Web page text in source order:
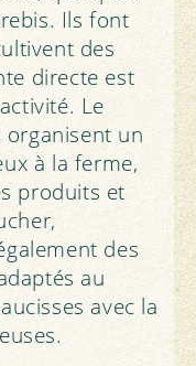
de litière.
pendant
ou
directives
de l'aire
les animaux
à
sociaux,
bio
comme le
ne peuvent
de leur
tour les
du fourrage
beaucoup
le soja,
grains de
ces aliments
ils
Ils font
des
directe est
Le
un
à la ferme,
produits et
des
au
avec la